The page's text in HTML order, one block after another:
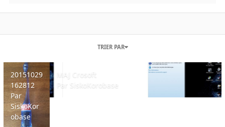
TRIER PAR
20151029 162812
20151029
162812
Par
SiskoKor
obase
MAJ Crosoft
MAJ Crosoft
Par SiskoKorobase